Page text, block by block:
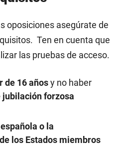
oposiciones asegúrate de
Ten en cuenta que
las pruebas de acceso.
de 16 añosy no haber
jubilación forzosa
o la
los Estados miembros